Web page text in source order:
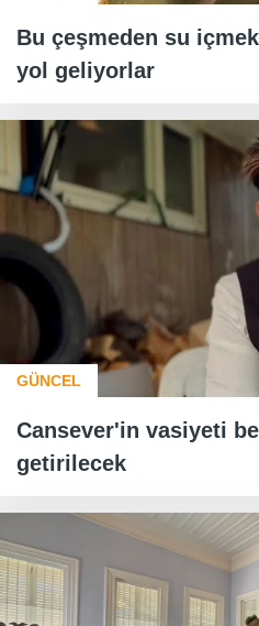
Bu çeşmeden su
yol geliyorlar
GÜNCEL
Cansever'in vasiyeti
getirilecek